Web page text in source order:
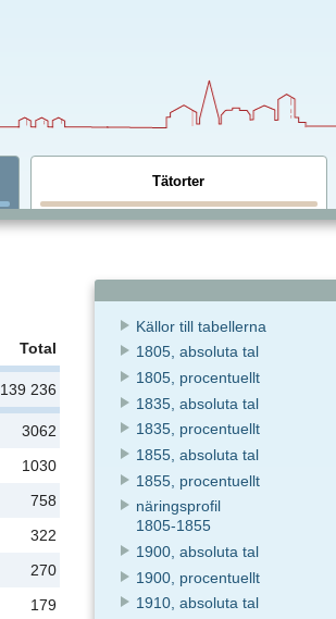
Tätorter
Total
139 236
3062
1030
758
322
270
179
Källor till tabellerna
1805, absoluta tal
1805, procentuellt
1835, absoluta tal
1835, procentuellt
1855, absoluta tal
1855, procentuellt
näringsprofil
1805-1855
1900, absoluta tal
1900, procentuellt
1910, absoluta tal